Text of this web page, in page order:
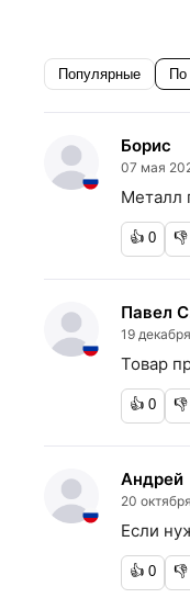
Популярные По
Борис
07 мая
Металл
👍 0 👎
Павел
19
Товар
👍 0 👎
Андрей
20
Если
👍 0 👎